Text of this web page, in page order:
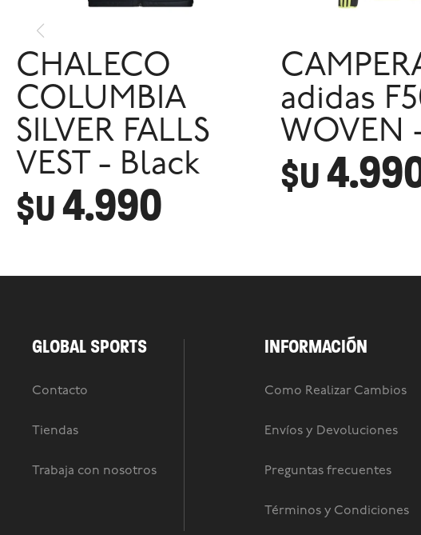
CHALECO
COLUMBIA
SILVER FALLS
VEST - Black
$U4.990
adidas
WOVEN
$U
GLOBAL SPORTS
Contacto
Tiendas
Trabaja con nosotros
INFORMACIÓN
Como Realizar Cambios
Envíos y Devoluciones
Preguntas frecuentes
Términos y Condiciones